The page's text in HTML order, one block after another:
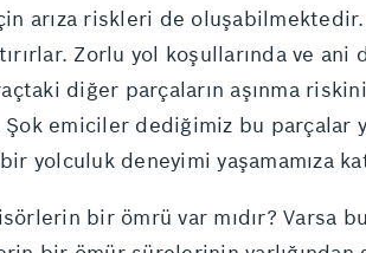
arıza riskleri de
Zorlu yol koşullarında ve
diğer parçaların aşınma
Şok emiciler dediğimiz bu
yolculuk deneyimi yaşamamıza
bir ömrü var mıdır? Varsa